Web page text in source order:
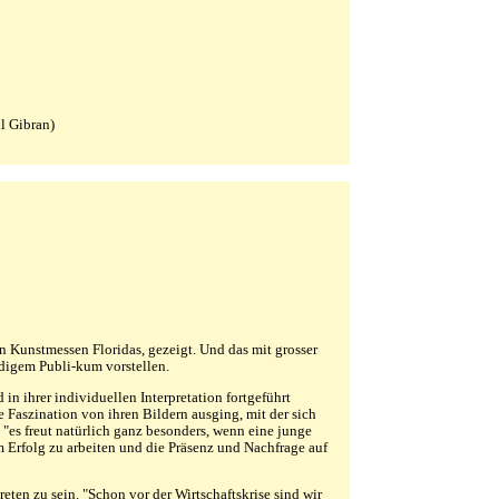
Gibran)
Floridas, gezeigt. Und das mit grosser
Publi-kum vorstellen.
in ihrer individuellen Interpretation fortgeführt
Faszination von ihren Bildern ausging, mit der sich
freut natürlich ganz besonders, wenn eine junge
zu arbeiten und die Präsenz und Nachfrage auf
zu sein. "Schon vor der Wirtschaftskrise sind wir